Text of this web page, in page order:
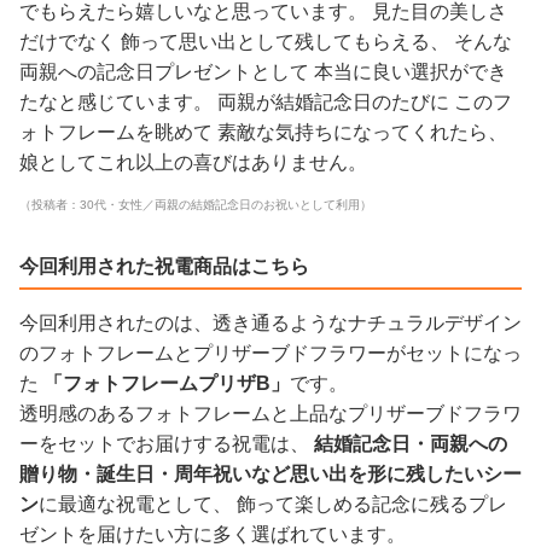
でもらえたら嬉しいなと思っています。 見た目の美しさ
だけでなく 飾って思い出として残してもらえる、 そんな
両親への記念日プレゼントとして 本当に良い選択ができ
たなと感じています。 両親が結婚記念日のたびに このフ
ォトフレームを眺めて 素敵な気持ちになってくれたら、
娘としてこれ以上の喜びはありません。
（投稿者：30代・女性／両親の結婚記念日のお祝いとして利用）
今回利用された祝電商品はこちら
今回利用されたのは、透き通るようなナチュラルデザイン
のフォトフレームとプリザーブドフラワーがセットになっ
た
「フォトフレームプリザB」 です。
透明感のあるフォトフレームと上品なプリザーブドフラワ
ーをセットでお届けする祝電は、 結婚記念日・両親への
贈り物・誕生日・周年祝いなど思い出を形に残したいシー
ンに最適な祝電として、 飾って楽しめる記念に残るプレ
ゼントを届けたい方に多く選ばれています。